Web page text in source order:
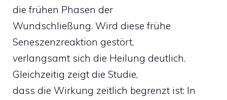
die frühen Phasen der
Wundschließung. Wird diese frühe
Seneszenzreaktion gestört,
verlangsamt sich die Heilung deutlich.
Gleichzeitig zeigt die Studie,
dass die Wirkung zeitlich begrenzt ist: In